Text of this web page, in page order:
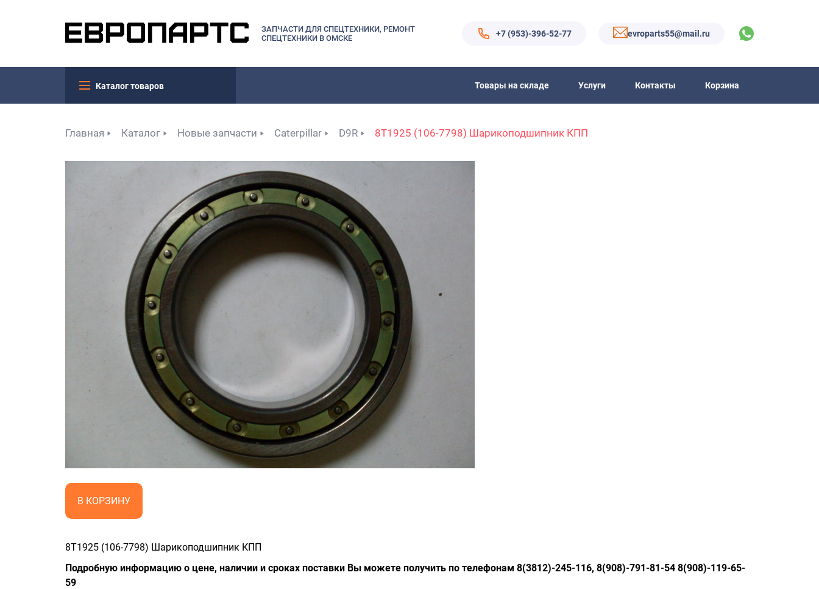
ЗАПЧАСТИ ДЛЯ СПЕЦТЕХНИКИ, РЕМОНТ
СПЕЦТЕХНИКИ В ОМСКЕ
+7 (953)-396-52-77 evroparts55@mail.ru
Каталог товаров Товары на складе Услуги Контакты Корзина
Главная Каталог Новые запчасти Caterpillar D9R 8T1925 (106-7798) Шарикоподшипник КПП
В КОРЗИНУ
8T1925 (106-7798) Шарикоподшипник КПП
Подробную информацию о цене, наличии и сроках поставки Вы можете получить по телефонам 8(3812)-245-116, 8(908)-791-81-54 8(908)-119-65-
59